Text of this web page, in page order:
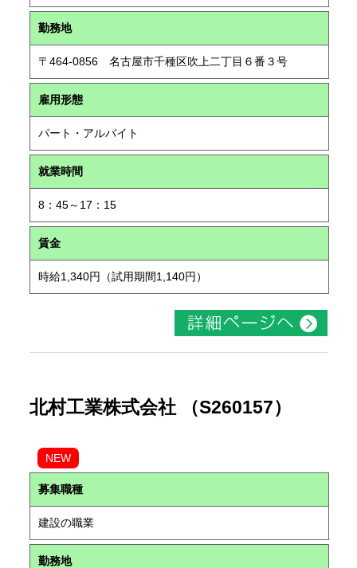
勤務地
〒464-0856 名古屋市千種区吹上二丁目６番３号
雇用形態
パート・アルバイト
就業時間
8：45～17：15
賃金
時給1,340円（試用期間1,140円）
北村工業株式会社 （S260157）
NEW
募集職種
建設の職業
勤務地